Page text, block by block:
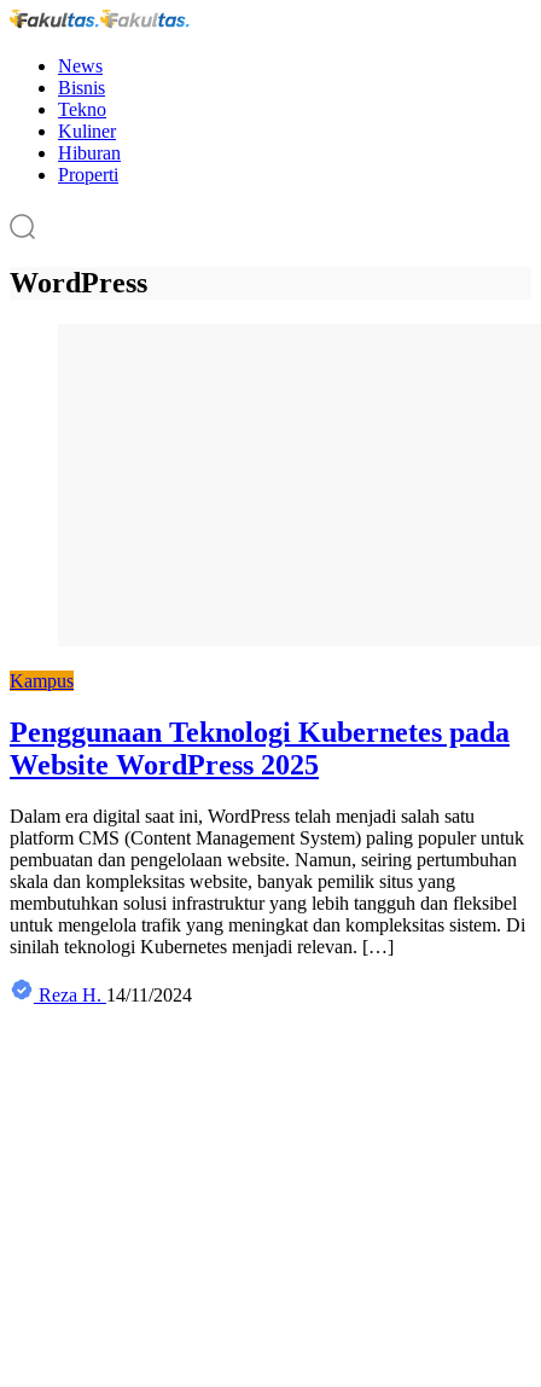
News
Bisnis
Tekno
Kuliner
Hiburan
Properti
WordPress
Kampus
Penggunaan Teknologi Kubernetes pada
Website WordPress 2025
Dalam era digital saat ini, WordPress telah menjadi salah satu
platform CMS (Content Management System) paling populer untuk
pembuatan dan pengelolaan website. Namun, seiring pertumbuhan
skala dan kompleksitas website, banyak pemilik situs yang
membutuhkan solusi infrastruktur yang lebih tangguh dan fleksibel
untuk mengelola trafik yang meningkat dan kompleksitas sistem. Di
sinilah teknologi Kubernetes menjadi relevan. […]
Reza H. 14/11/2024